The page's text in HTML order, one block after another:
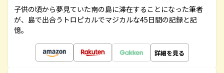
子供の頃から夢見ていた南の島に滞在することになった筆者
が、島で出合うトロピカルでマジカルな45日間の記録と記
憶。
詳細を見る